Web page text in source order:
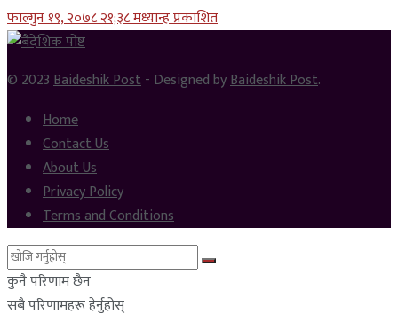
फाल्गुन १९, २०७८ २१;३८ मध्यान्ह प्रकाशित
© 2023Baideshik Post- Designed byBaideshik Post.
Home
Contact Us
About Us
Privacy Policy
Terms and Conditions
कुनै परिणाम छैन
सबै परिणामहरू हेर्नुहोस्